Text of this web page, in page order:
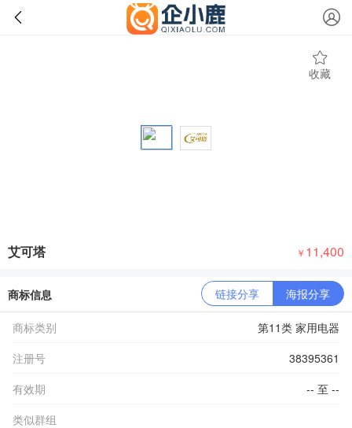
收藏
艾可塔 ￥ 11,400
商标信息 链接分享 海报分享
商标类别
第11类 家用电器
注册号
38395361
有效期
-- 至 --
类似群组